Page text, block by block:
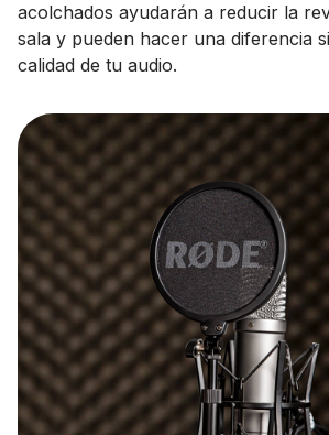
acolchados ayudarán a reducir la
sala y pueden hacer una diferencia
calidad de tu audio.